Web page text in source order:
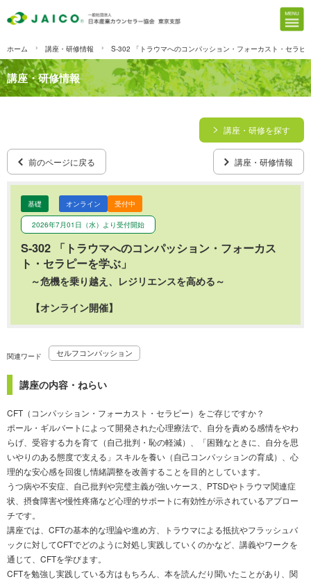
ホーム 講座・研修情報 S-302 「トラウマへのコンパッション・フォーカスト・セラピ
講座・研修情報
前のページに戻る 講座・研修情報
講座・研修を探す
基礎 オンライン 受付中
2026年7月01日（水）より受付開始
S-302 「トラウマへのコンパッション・フォーカス
ト・セラピーを学ぶ」
～危機を乗り越え、レジリエンスを高める～
【オンライン開催】
関連ワード セルフコンパッション
講座の内容・ねらい
CFT（コンパッション・フォーカスト・セラピー）をご存じですか？
ポール・ギルバートによって開発された心理療法で、自分を責める感情をやわ
らげ、受容する力を育て（自己批判・恥の軽減）、「困難なときに、自分を思
いやりのある態度で支える」スキルを養い（自己コンパッションの育成）、心
理的な安心感を回復し情緒調整を改善することを目的としています。
うつ病や不安症、自己批判や完璧主義が強いケース、PTSDやトラウマ関連症
状、摂食障害や慢性疼痛など心理的サポートに有効性が示されているアプロー
チです。
講座では、CFTの基本的な理論や進め方、トラウマによる抵抗やフラッシュバ
ックに対してCFTでどのように対処し実践していくのかなど、講義やワークを
通じて、CFTを学びます。
CFTを勉強し実践している方はもちろん、本を読んだり聞いたことがあり、関